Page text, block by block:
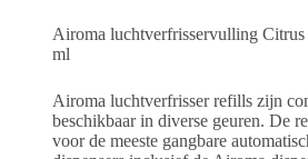
Airoma luchtverfrisservulling
ml
Airoma luchtverfrisser refills zijn
beschikbaar in diverse geuren. De
voor de meeste gangbare